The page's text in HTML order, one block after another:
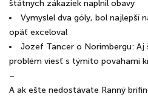
štátnych zákaziek naplnil obavy
Vymyslel dva góly, bol najlepší
opäť exceloval
Jozef Tancer o Norimbergu: Aj
problém viesť s týmito povahami
–
A ak ešte nedostávate Ranný